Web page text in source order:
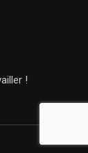
!